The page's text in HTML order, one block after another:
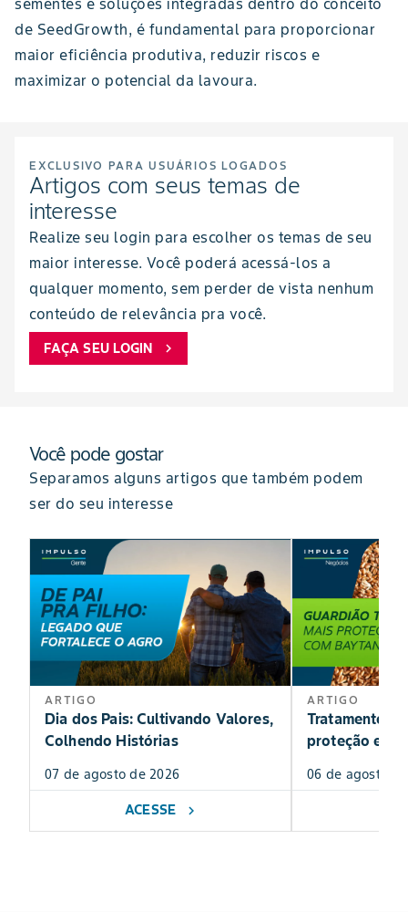
sementes e soluções integradas dentro do conceito
de SeedGrowth, é fundamental para proporcionar
maior eficiência produtiva, reduzir riscos e
maximizar o potencial da lavoura.
EXCLUSIVO PARA USUÁRIOS LOGADOS
Artigos com seus temas de
interesse
Realize seu login para escolher os temas de seu
maior interesse. Você poderá acessá-los a
qualquer momento, sem perder de vista nenhum
conteúdo de relevância pra você.
FAÇA SEU LOGIN chevron_right
Você pode gostar
Separamos alguns artigos que também podem
ser do seu interesse
ARTIGO
Dia dos Pais: Cultivando Valores,
Colhendo Histórias
07 de agosto de 2026
ACESSE chevron_right
ARTIGO
Tratamento
proteção
06 de agosto